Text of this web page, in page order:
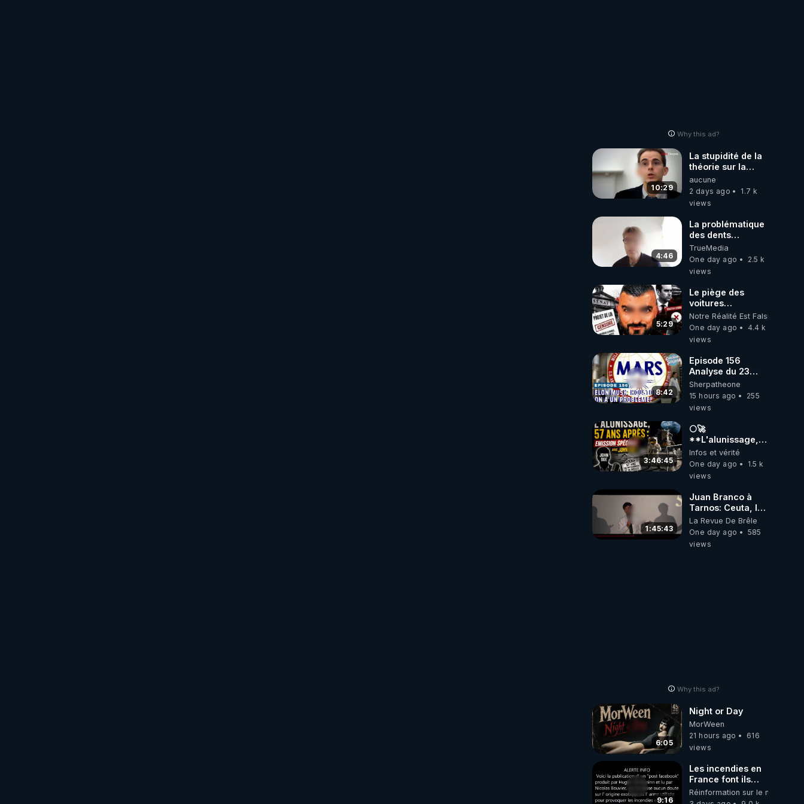
Why this ad?
10:29
La stupidité de la
théorie sur la
responsabilité de
l’homme
concernant le
carbone.
aucune
2 days ago
1.7 k
views
4:46
La problématique
des dents
dévitalisées et
des implants
TrueMedia
One day ago
2.5 k
views
5:29
Le piège des
voitures
électriques se
referme sur les
usagers !
Notre Réalité Est Falsifiée Et
One day ago
4.4 k
views
8:42
Episode 156
Analyse du 23
février 2025 Elon
Musk : Houston ,
on a un problème
Sherpatheone
15 hours ago
255
views
3:46:45
🌕🚀
**L'alunissage,
57 ans après :
Émission spéciale
avec John Doe
Infos et vérité
One day ago
1.5 k
views
1:45:43
Juan Branco à
Tarnos: Ceuta, le
narcotrafic et le
pouvoir en France
La Revue De Brêle
One day ago
585
views
Why this ad?
6:05
Night or Day
MorWeen
21 hours ago
616
views
9:16
Les incendies en
France font ils
partie d' un plan
qui aurait débuté
Réinformation sur le monde